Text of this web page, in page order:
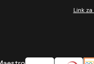
Link